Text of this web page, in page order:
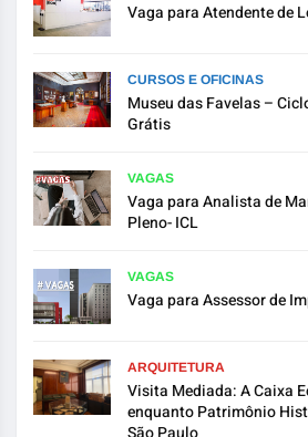
Vaga para Atendente de
CURSOS E OFICINAS
Museu das Favelas –
Grátis
VAGAS
Vaga para Analista de
Pleno- ICL
VAGAS
Vaga para Assessor de
ARQUITETURA
Visita Mediada: A Caixa
enquanto Patrimônio